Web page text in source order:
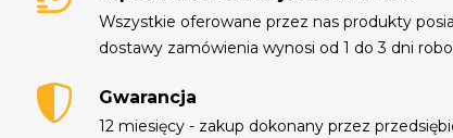
Wszystkie oferowane przez nas produkty
dostawy zamówienia wynosi od 1 do 3 dni
Gwarancja
12 miesięcy - zakup dokonany przez